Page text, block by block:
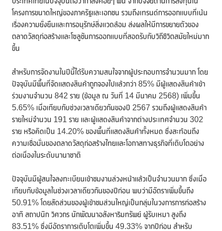
โครงการขนาดใหญ่ของภาครัฐและเอกชน รวมถึงเทรนด์การออกแบบที่เน้น
เรื่องความยั่งยืนและการอนุรักษ์สิ่งแวดล้อม ส่งผลให้มีการขยายตัวของ
ตลาดวัสดุก่อสร้างและโซลูชันการออกแบบที่สอดรับกับวิถีชีวิตสมัยใหม่มาก
ขึ้น
สำหรับการจัดงานในปีนี้ได้รับความสนใจจากผู้ประกอบการจำนวนมาก โดย
ปัจจุบันมีพื้นที่จัดแสดงสินค้าถูกจองไปแล้วกว่า 85% มีผู้แสดงสินค้าเข้า
ร่วมงานจำนวน 842 ราย (ข้อมูล ณ วันที่ 14 มีนาคม 2568) เพิ่มขึ้น
5.65% เมื่อเทียบกับช่วงเวลาเดียวกันของปี 2567 รวมถึงผู้แสดงสินค้า
รายใหม่จำนวน 191 ราย และผู้แสดงสินค้าจากต่างประเทศจำนวน 302
ราย หรือคิดเป็น 14.20% ของพื้นที่แสดงสินค้าทั้งหมด ซึ่งสะท้อนถึง
ความเชื่อมั่นของตลาดวัสดุก่อสร้างไทยและโอกาสทางธุรกิจที่เติบโตอย่าง
ต่อเนื่องในระดับนานาชาติ
ปัจจุบันมีผู้สนใจลงทะเบียนเข้าชมงานล่วงหน้าแล้วเป็นจำนวนมาก ซึ่งเมื่อ
เทียบกับข้อมูลในช่วงเวลาเดียวกันของปีก่อน พบว่ามีอัตราเพิ่มขึ้นถึง
50.91% โดยสัดส่วนของผู้เข้าชมส่วนใหญ่เป็นกลุ่มในวงการการก่อสร้าง
อาทิ สถาปนิก วิศวกร นักพัฒนาอสังหาริมทรัพย์ ผู้รับเหมา สูงถึง
83.51% ซึ่งมีอัตราการเติบโตเพิ่มขึ้น 49.33% จากปีก่อน สำหรับ